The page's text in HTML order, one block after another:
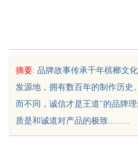
sc
摘要: 品牌故事传承千年槟榔文
发源地，拥有数百年的制作历史
而不同，诚信才是王道"的品牌
质是和诚道对产品的极致.........
落地路径，天创信用